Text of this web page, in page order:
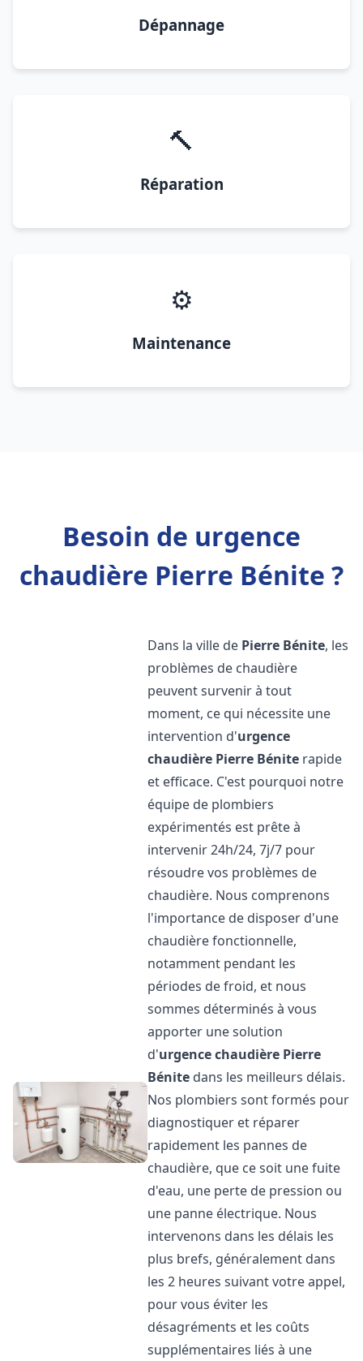
Dépannage
🔨
Réparation
⚙️
Maintenance
Besoin de urgence
chaudière Pierre Bénite ?
Dans la ville de Pierre Bénite, les
problèmes de chaudière
peuvent survenir à tout
moment, ce qui nécessite une
intervention d'urgence
chaudière Pierre Bénite rapide
et efficace. C'est pourquoi notre
équipe de plombiers
expérimentés est prête à
intervenir 24h/24, 7j/7 pour
résoudre vos problèmes de
chaudière. Nous comprenons
l'importance de disposer d'une
chaudière fonctionnelle,
notamment pendant les
périodes de froid, et nous
sommes déterminés à vous
apporter une solution
d'urgence chaudière Pierre
Bénite dans les meilleurs délais.
Nos plombiers sont formés pour
diagnostiquer et réparer
rapidement les pannes de
chaudière, que ce soit une fuite
d'eau, une perte de pression ou
une panne électrique. Nous
intervenons dans les délais les
plus brefs, généralement dans
les 2 heures suivant votre appel,
pour vous éviter les
désagréments et les coûts
supplémentaires liés à une